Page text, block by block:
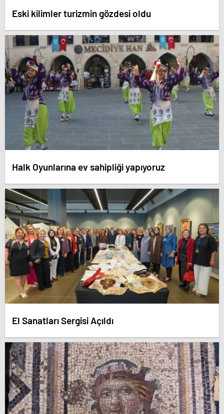
Eski kilimler turizmin gözdesi oldu
Halk Oyunlarına ev sahipliği yapıyoruz
El Sanatları Sergisi Açıldı